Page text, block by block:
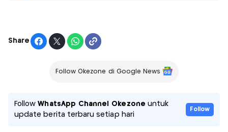
Share
Follow Okezone di Google News
FollowWhatsApp Channel Okezone untuk
update berita terbaru setiap hari
Follow